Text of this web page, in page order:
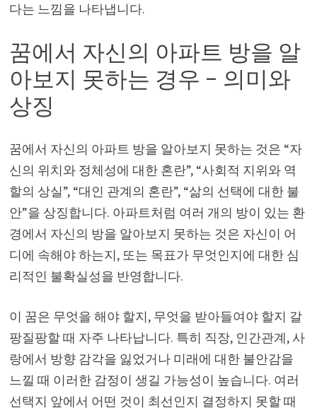
다는 느낌을 나타냅니다.
꿈에서 자신의 아파트 방을 알
아보지 못하는 경우 – 의미와
상징
꿈에서 자신의 아파트 방을 알아보지 못하는 것은 “자
신의 위치와 정체성에 대한 혼란”, “사회적 지위와 역
할의 상실”, “대인 관계의 혼란”, “삶의 선택에 대한 불
안”을 상징합니다. 아파트처럼 여러 개의 방이 있는 환
경에서 자신의 방을 알아보지 못하는 것은 자신이 어
디에 속해야 하는지, 또는 목표가 무엇인지에 대한 심
리적인 불확실성을 반영합니다.
이 꿈은 무엇을 해야 할지, 무엇을 받아들여야 할지 갈
팡질팡할 때 자주 나타납니다. 특히 직장, 인간관계, 사
랑에서 방향 감각을 잃었거나 미래에 대한 불안감을
느낄 때 이러한 감정이 생길 가능성이 높습니다. 여러
선택지 앞에서 어떤 것이 최선인지 결정하지 못할 때